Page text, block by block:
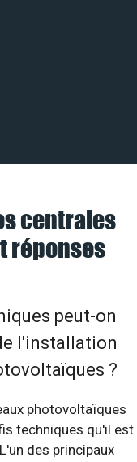
centrales
réponses
peut-on
l'installation
?
photovoltaïques
techniques qu'il est
des principaux